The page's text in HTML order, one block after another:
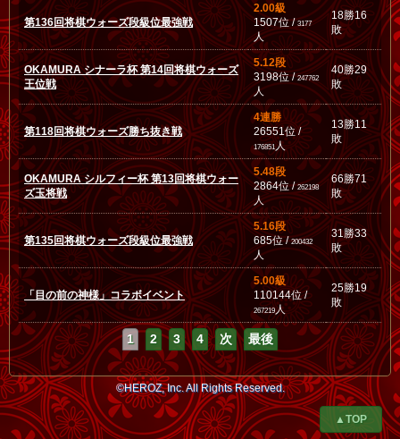
第136回将棋ウォーズ段級位最強戦
2.00級
1507位 /3177
人
18勝16
敗
OKAMURA シナーラ杯 第14回将棋ウォーズ
王位戦
5.12段
3198位 /247762
人
40勝29
敗
第118回将棋ウォーズ勝ち抜き戦
4連勝
26551位 /
176851人
13勝11
敗
OKAMURA シルフィー杯 第13回将棋ウォー
ズ玉将戦
5.48段
2864位 /262198
人
66勝71
敗
第135回将棋ウォーズ段級位最強戦
5.16段
685位 /200432
人
31勝33
敗
「目の前の神様」コラボイベント
5.00級
110144位 /
267219人
25勝19
敗
1 2 3 4 次 最後
©HEROZ, Inc. All Rights Reserved.
▲TOP